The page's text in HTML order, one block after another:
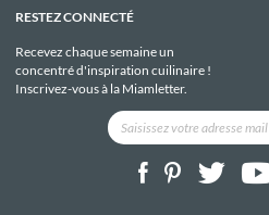
RESTEZ CONNECTÉ
Recevez chaque semaine un
concentré d'inspiration cuilinaire !
Inscrivez-vous à la Miamletter.